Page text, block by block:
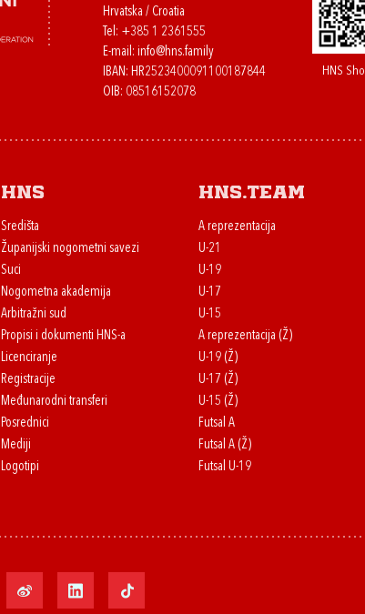
Hrvatska / Croatia
Tel: +385 1 2361555
E-mail: info@hns.family
IBAN: HR2523400091100187844
OIB: 08516152078
HNS
HNS
Središta
Županijski nogometni savezi
Suci
Nogometna akademija
Arbitražni sud
Propisi i dokumenti HNS-a
Licenciranje
Registracije
Međunarodni transferi
Posrednici
Mediji
Logotipi
HNS.team
A reprezentacija
U-21
U-19
U-17
U-15
A reprezentacija (Ž)
U-19 (Ž)
U-17 (Ž)
U-15 (Ž)
Futsal A
Futsal A (Ž)
Futsal U-19